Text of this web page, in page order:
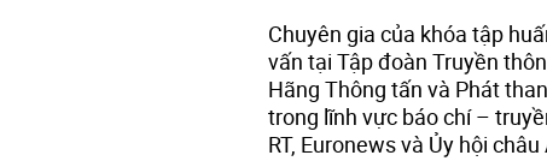
Chuyên gia của khóa tập
vấn tại Tập đoàn Truyền
Hãng Thông tấn và Phát
trong lĩnh vực báo chí –
RT, Euronews và Ủy hội châu